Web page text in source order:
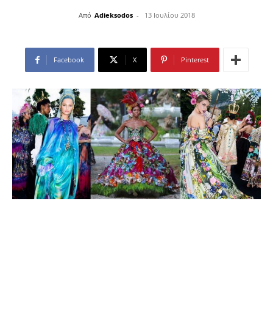
Από Adieksodos - 13 Ιουλίου 2018
Facebook X Pinterest